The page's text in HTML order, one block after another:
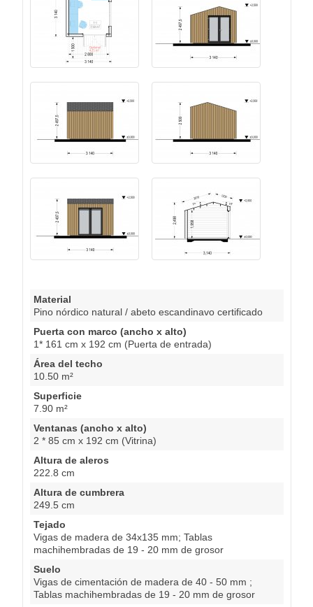
Material
Pino nórdico natural / abeto escandinavo certificado
Puerta con marco (ancho x alto)
1* 161 cm x 192 cm (Puerta de entrada)
Área del techo
10.50 m²
Superficie
7.90 m²
Ventanas (ancho x alto)
2 * 85 cm x 192 cm (Vitrina)
Altura de aleros
222.8 cm
Altura de cumbrera
249.5 cm
Tejado
Vigas de madera de 34x135 mm; Tablas
machihembradas de 19 - 20 mm de grosor
Suelo
Vigas de cimentación de madera de 40 - 50 mm ;
Tablas machihembradas de 19 - 20 mm de grosor